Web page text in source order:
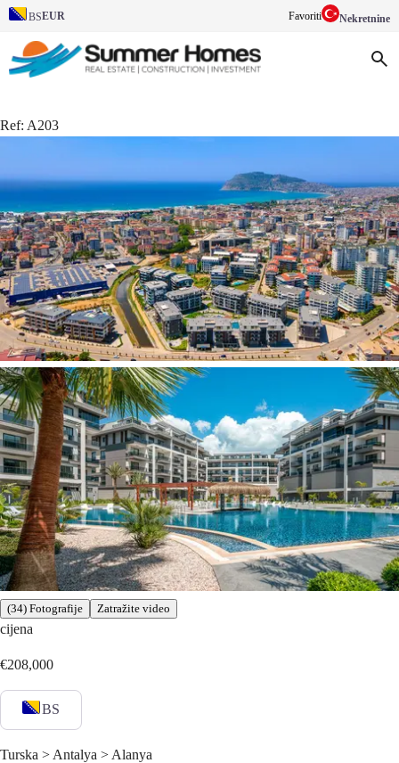
BSEUR Favoriti Nekretnine
Ref: A203
(34) Fotografije Zatražite video
cijena
€208,000
BS
Turska > Antalya > Alanya